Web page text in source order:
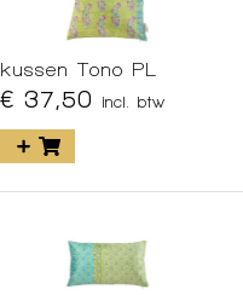
kussen Tono PL
€ 37,50 incl. btw